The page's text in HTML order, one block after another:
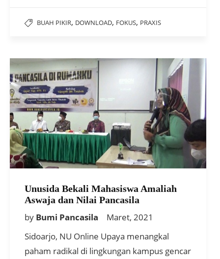
BUAH PIKIR, DOWNLOAD, FOKUS, PRAXIS
Unusida Bekali Mahasiswa Amaliah
Aswaja dan Nilai Pancasila
by Bumi Pancasila
Maret, 2021
Sidoarjo, NU Online Upaya menangkal
paham radikal di lingkungan kampus gencar